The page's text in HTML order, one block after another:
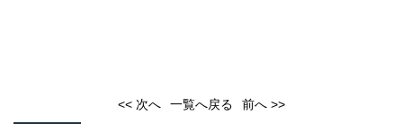
<< 次へ 一覧へ戻る 前へ >>